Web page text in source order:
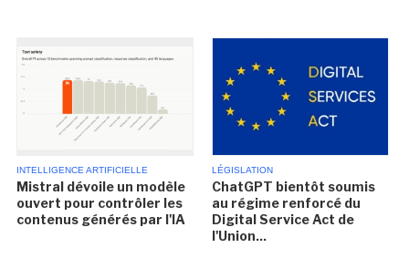
INTELLIGENCE ARTIFICIELLE
Mistral dévoile un modèle
ouvert pour contrôler les
contenus générés par l'IA
LÉGISLATION
ChatGPT bientôt soumis
au régime renforcé du
Digital Service Act de
l'Union...